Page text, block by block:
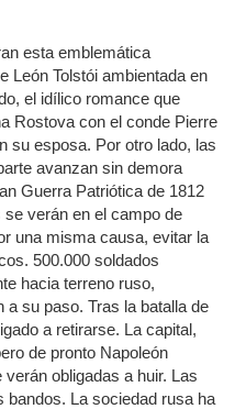
esta emblemática
León Tolstói ambientada en
el idílico romance que
Rostova con el conde Pierre
su esposa. Por otro lado, las
avanzan sin demora
Guerra Patriótica de 1812
verán en el campo de
una misma causa, evitar la
500.000 soldados
hacia terreno ruso,
a su paso. Tras la batalla de
a retirarse. La capital,
de pronto Napoleón
obligadas a huir. Las
bandos. La sociedad rusa ha